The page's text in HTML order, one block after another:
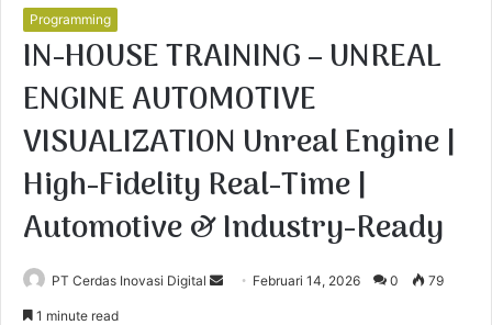
Programming
IN-HOUSE TRAINING – UNREAL
ENGINE AUTOMOTIVE
VISUALIZATION Unreal Engine |
High-Fidelity Real-Time |
Automotive & Industry-Ready
PT Cerdas Inovasi Digital Februari 14, 2026 0 79
1 minute read